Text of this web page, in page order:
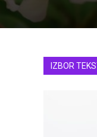
IZBOR